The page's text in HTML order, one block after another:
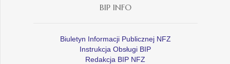
BIP INFO
Biuletyn Informacji Publicznej NFZ
Instrukcja Obsługi BIP
Redakcja BIP NFZ